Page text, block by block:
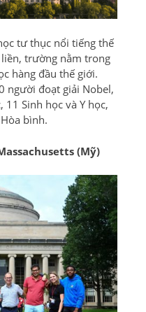
tư thục nổi tiếng thế
trường nằm trong
hàng đầu thế giới.
người đoạt giải Nobel,
Sinh học và Y học,
bình.
(Mỹ)